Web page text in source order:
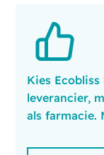
Kies
leverancier,
als farmacie.